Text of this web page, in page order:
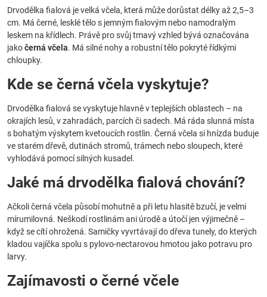
Drvodělka fialová je velká včela, která může dorůstat délky až 2,5–3
cm. Má černé, lesklé tělo s jemným fialovým nebo namodralým
leskem na křídlech. Právě pro svůj tmavý vzhled bývá označována
jakočerná včela. Má silné nohy a robustní tělo pokryté řídkými
chloupky.
Kde se černá včela vyskytuje?
Drvodělka fialová se vyskytuje hlavně v teplejších oblastech – na
okrajích lesů, v zahradách, parcích či sadech. Má ráda slunná místa
s bohatým výskytem kvetoucích rostlin. Černá včela si hnízda buduje
ve starém dřevě, dutinách stromů, trámech nebo sloupech, které
vyhlodává pomocí silných kusadel.
Jaké má drvodělka fialová chování?
Ačkoli černá včela působí mohutně a při letu hlasitě bzučí, je velmi
mírumilovná. Neškodí rostlinám ani úrodě a útočí jen výjimečně –
když se cítí ohrožená. Samičky vyvrtávají do dřeva tunely, do kterých
kladou vajíčka spolu s pylovo-nectarovou hmotou jako potravu pro
larvy.
Zajímavosti o černé včele